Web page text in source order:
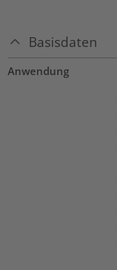
Basisdaten
Anwendung